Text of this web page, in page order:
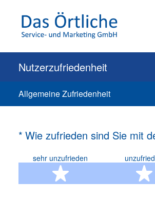
Nutzerzufriedenheit
Allgemeine Zufriedenheit
* Wie zufrieden sind Sie mit
(Erforderlich.)
sehr unzufrieden
1 Stern